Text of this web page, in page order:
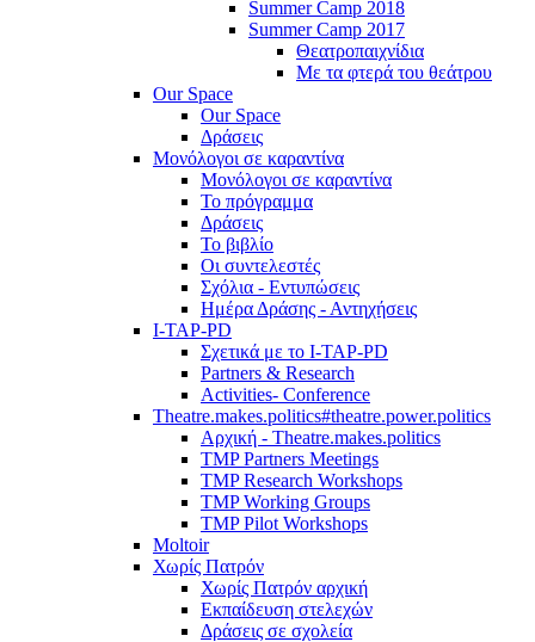
Summer Camp 2018
Summer Camp 2017
Θεατροπαιχνίδια
Με τα φτερά του θεάτρου
Our Space
Our Space
Δράσεις
Μονόλογοι σε καραντίνα
Μονόλογοι σε καραντίνα
Το πρόγραμμα
Δράσεις
Το βιβλίο
Οι συντελεστές
Σχόλια - Εντυπώσεις
Ημέρα Δράσης - Αντηχήσεις
I-TAP-PD
Σχετικά με το I-TAP-PD
Partners & Research
Activities- Conference
Theatre.makes.politics#theatre.power.politics
Αρχική - Theatre.makes.politics
TMP Partners Meetings
TMP Research Workshops
TMP Working Groups
TMP Pilot Workshops
Moltoir
Χωρίς Πατρόν
Χωρίς Πατρόν αρχική
Εκπαίδευση στελεχών
Δράσεις σε σχολεία